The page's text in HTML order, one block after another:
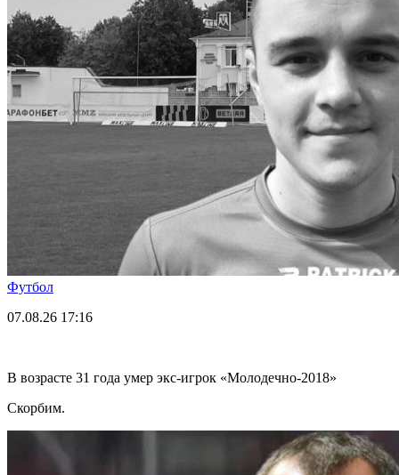
Футбол
07.08.26 17:16
В возрасте 31 года умер экс-игрок «Молодечно-2018»
Скорбим.